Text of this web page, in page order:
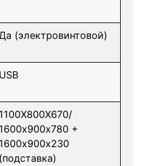
(электровинтовой)
USB
1100Х800Х670/
1600х900х780 +
1600х900х230
(подставка)